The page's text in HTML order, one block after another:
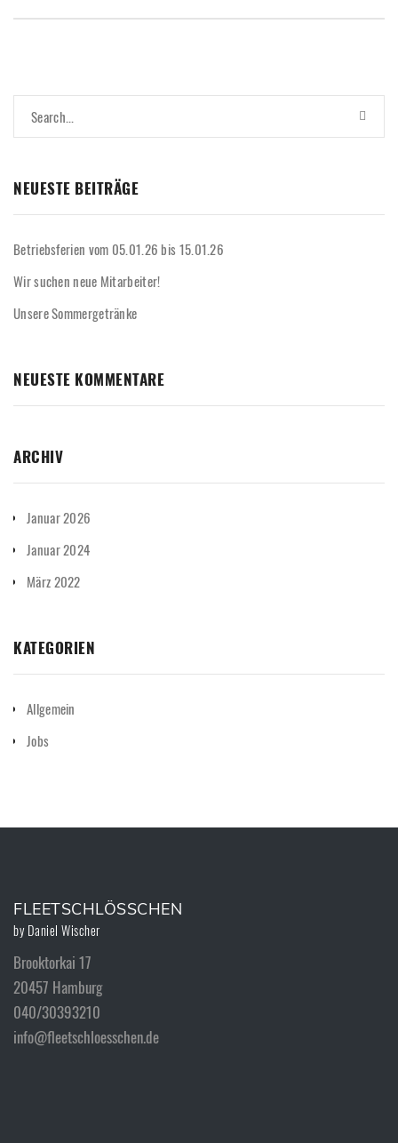
NEUESTE BEITRÄGE
Betriebsferien vom 05.01.26 bis 15.01.26
Wir suchen neue Mitarbeiter!
Unsere Sommergetränke
NEUESTE KOMMENTARE
ARCHIV
Januar 2026
Januar 2024
März 2022
KATEGORIEN
Allgemein
Jobs
FLEETSCHLÖSSCHEN
Brooktorkai 17
20457 Hamburg
040/30393210
info@fleetschloesschen.de